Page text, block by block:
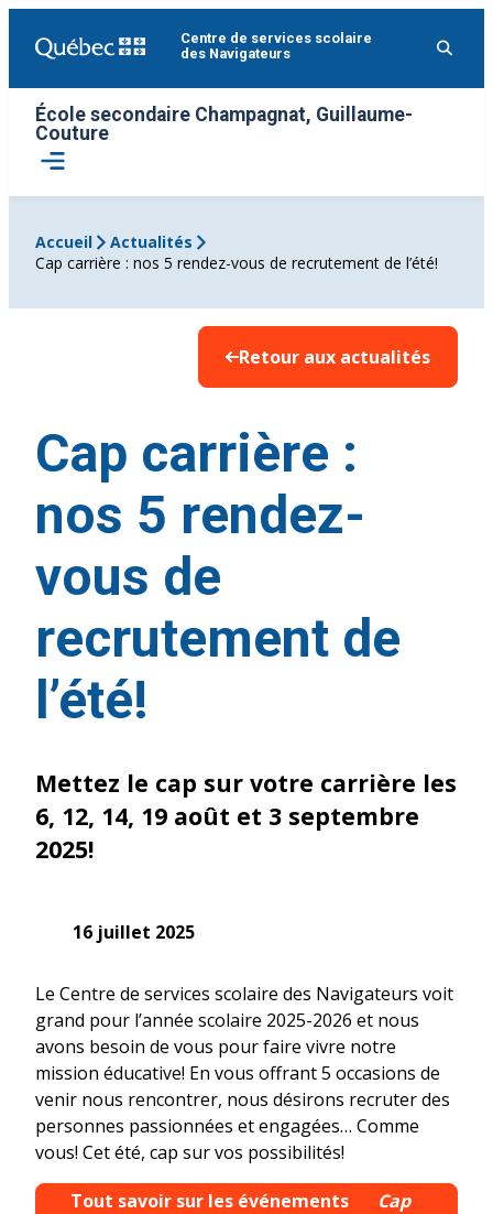
Centre de services scolaire
des Navigateurs
École secondaire Champagnat, Guillaume-
Couture
Ouvrir
le
menu
Accueil
Actualités
Cap carrière : nos 5 rendez-vous de recrutement de l’été!
Retour aux actualités
Cap carrière :
nos 5 rendez-
vous de
recrutement de
l’été!
Mettez le cap sur votre carrière les
6, 12, 14, 19 août et 3 septembre
2025!
16 juillet 2025
Le Centre de services scolaire des Navigateurs voit
grand pour l’année scolaire 2025-2026 et nous
avons besoin de vous pour faire vivre notre
mission éducative! En vous offrant 5 occasions de
venir nous rencontrer, nous désirons recruter des
personnes passionnées et engagées… Comme
vous! Cet été, cap sur vos possibilités!
Tout savoir sur les événements
Cap